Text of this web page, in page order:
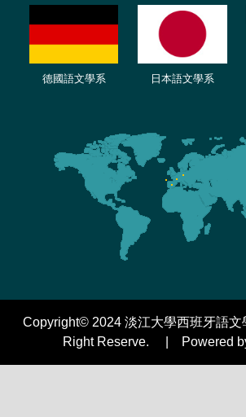
德國語文學系 日本語文學系
Copyright© 2024 淡江大學西班牙語文
Right Reserve. | Powered